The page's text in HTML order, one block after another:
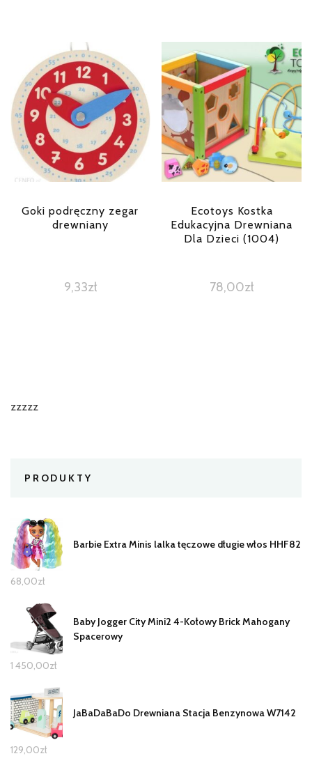
Goki podręczny zegar
drewniany
9,33zł
Ecotoys Kostka
Edukacyjna Drewniana
Dla Dzieci (1004)
78,00zł
zzzzz
PRODUKTY
Barbie Extra Minis lalka tęczowe długie włos HHF82
68,00zł
Baby Jogger City Mini2 4-Kołowy Brick Mahogany
Spacerowy
1 450,00zł
JaBaDaBaDo Drewniana Stacja Benzynowa W7142
129,00zł